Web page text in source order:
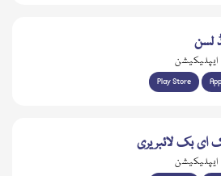
لسن
ایپلیکیشن
Play Store
ای بک لائبریری
ایپلیکیشن